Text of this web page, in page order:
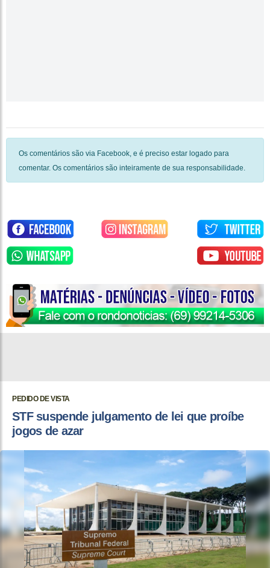
Os comentários são via Facebook, e é preciso estar logado para
comentar. Os comentários são inteiramente de sua responsabilidade.
PEDIDO DE VISTA
STF suspende julgamento de lei que proíbe
jogos de azar